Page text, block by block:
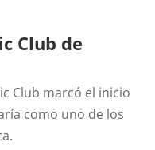
Club de
Club marcó el inicio
como uno de los